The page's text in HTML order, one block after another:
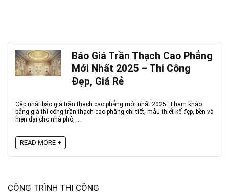
Báo Giá Trần Thạch Cao Phẳng
Mới Nhất 2025 – Thi Công
Đẹp, Giá Rẻ
Cập nhật báo giá trần thạch cao phẳng mới nhất 2025. Tham khảo
bảng giá thi công trần thạch cao phẳng chi tiết, mẫu thiết kế đẹp, bền và
hiện đại cho nhà phố, ...
READ MORE +
CÔNG TRÌNH THI CÔNG